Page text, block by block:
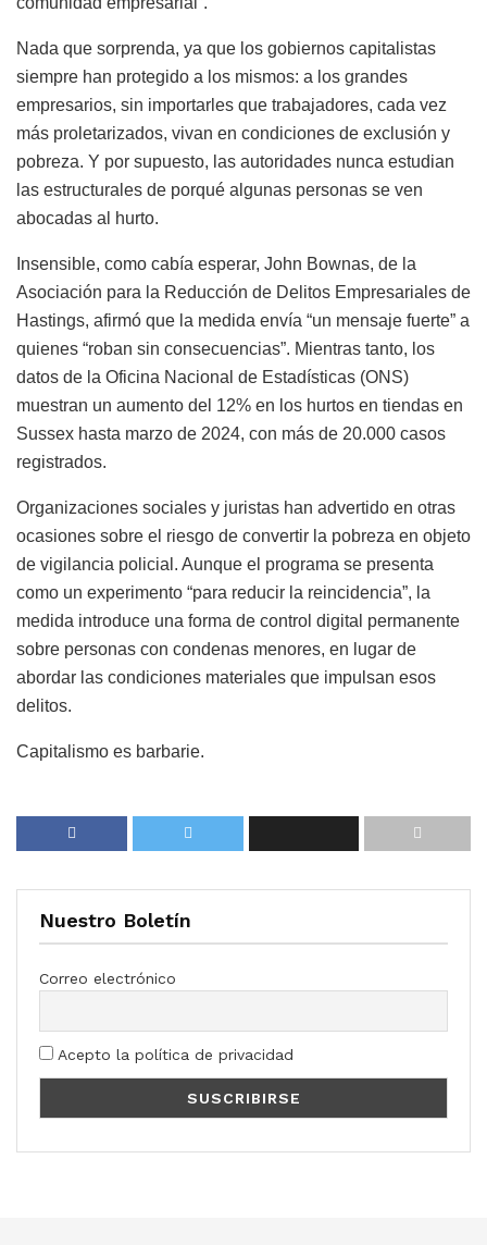
Nada que sorprenda, ya que los gobiernos capitalistas
siempre han protegido a los mismos: a los grandes
empresarios, sin importarles que trabajadores, cada vez
más proletarizados, vivan en condiciones de exclusión y
pobreza. Y por supuesto, las autoridades nunca estudian
las estructurales de porqué algunas personas se ven
abocadas al hurto.
Insensible, como cabía esperar, John Bownas, de la
Asociación para la Reducción de Delitos Empresariales de
Hastings, afirmó que la medida envía “un mensaje fuerte” a
quienes “roban sin consecuencias”. Mientras tanto, los
datos de la Oficina Nacional de Estadísticas (ONS)
muestran un aumento del 12% en los hurtos en tiendas en
Sussex hasta marzo de 2024, con más de 20.000 casos
registrados.
Organizaciones sociales y juristas han advertido en otras
ocasiones sobre el riesgo de convertir la pobreza en objeto
de vigilancia policial. Aunque el programa se presenta
como un experimento “para reducir la reincidencia”, la
medida introduce una forma de control digital permanente
sobre personas con condenas menores, en lugar de
abordar las condiciones materiales que impulsan esos
delitos.
Capitalismo es barbarie.
Nuestro Boletín
Correo electrónico
Acepto la política de privacidad